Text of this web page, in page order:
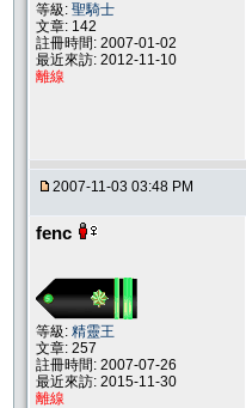
等級: 聖騎士
文章: 142
註冊時間: 2007-01-02
最近來訪: 2012-11-10
離線
2007-11-03 03:48 PM
fenc
等級: 精靈王
文章: 257
註冊時間: 2007-07-26
最近來訪: 2015-11-30
離線